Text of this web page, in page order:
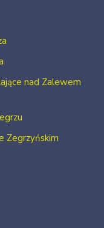
nad Zalewem
Zegrzyńskim